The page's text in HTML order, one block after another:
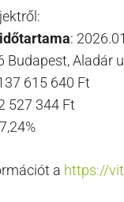
:
Budapest, Aladár
615 640 Ft
527 344 Ft
a https://